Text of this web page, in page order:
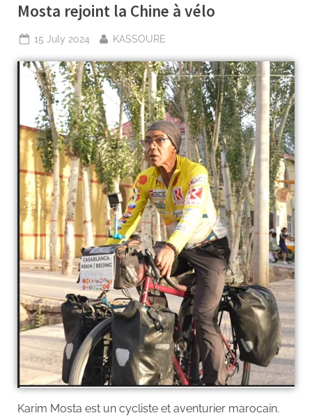
Mosta rejoint la Chine à vélo
15 July 2024 KASSOURE
Karim Mosta est un cycliste et aventurier marocain.